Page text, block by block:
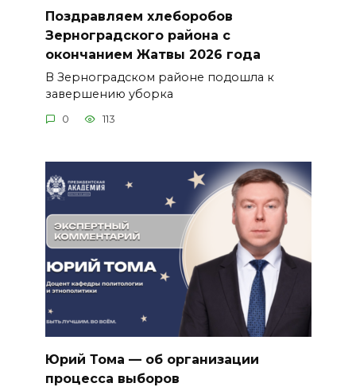
Поздравляем хлеборобов
Зерноградского района с
окончанием Жатвы 2026 года
В Зерноградском районе подошла к
завершению уборка
0 113
Юрий Тома — об организации
процесса выборов